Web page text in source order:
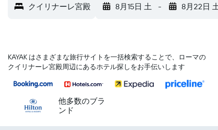
クイリナーレ宮殿 8月15日 土 - 8月22日
KAYAK はさまざまな旅行サイトを一括検索することで、ローマ​の
クイリナーレ宮殿​周辺にあるホテル探しをお手伝いします
他多数のブラ
ンド